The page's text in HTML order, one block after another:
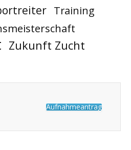
Training
Zukunft Zucht
Aufnahmeantrag